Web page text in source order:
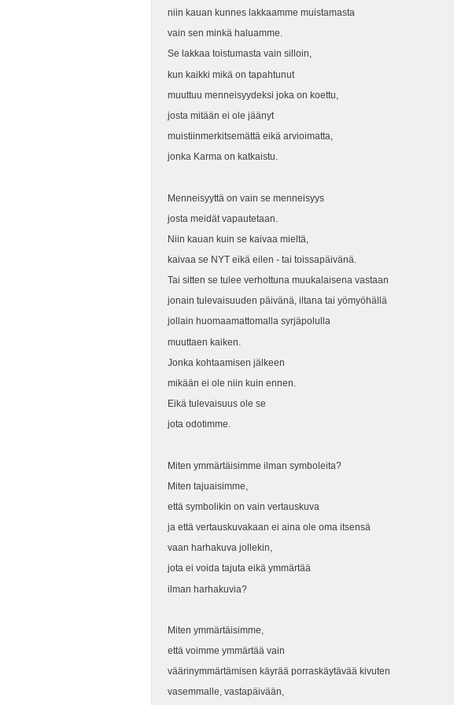
niin kauan kunnes lakkaamme muistamasta
vain sen minkä haluamme.
Se lakkaa toistumasta vain silloin,
kun kaikki mikä on tapahtunut
muuttuu menneisyydeksi joka on koettu,
josta mitään ei ole jäänyt
muistiinmerkitsemättä eikä arvioimatta,
jonka Karma on katkaistu.
Menneisyyttä on vain se menneisyys
josta meidät vapautetaan.
Niin kauan kuin se kaivaa mieltä,
kaivaa se NYT eikä eilen - tai toissapäivänä.
Tai sitten se tulee verhottuna muukalaisena vastaan
jonain tulevaisuuden päivänä, iltana tai yömyöhällä
jollain huomaamattomalla syrjäpolulla
muuttaen kaiken.
Jonka kohtaamisen jälkeen
mikään ei ole niin kuin ennen.
Eikä tulevaisuus ole se
jota odotimme.
Miten ymmärtäisimme ilman symboleita?
Miten tajuaisimme,
että symbolikin on vain vertauskuva
ja että vertauskuvakaan ei aina ole oma itsensä
vaan harhakuva jollekin,
jota ei voida tajuta eikä ymmärtää
ilman harhakuvia?
Miten ymmärtäisimme,
että voimme ymmärtää vain
väärinymmärtämisen käyrää porraskäytävää kivuten
vasemmalle, vastapäivään,